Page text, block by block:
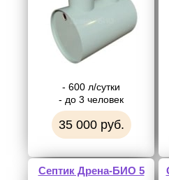
- 600 л/сутки
- до 3 человек
35 000 руб.
Септик Дрена-БИО 5